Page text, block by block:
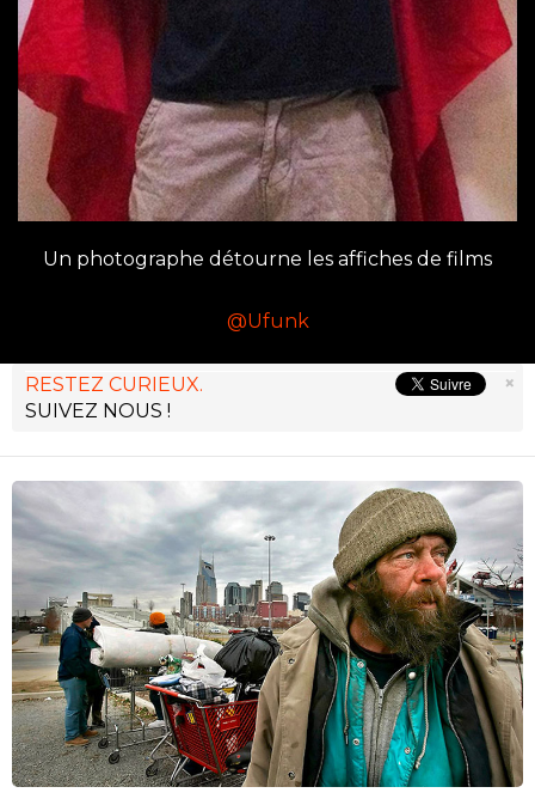
Un photographe détourne les affiches de films
@Ufunk
×
RESTEZ CURIEUX.
SUIVEZ NOUS !